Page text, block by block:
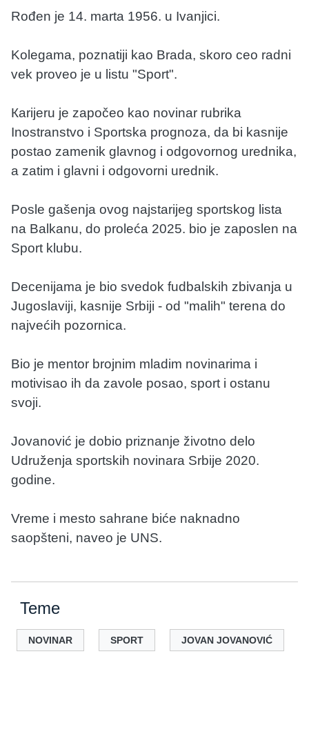
Rođen je 14. marta 1956. u Ivanjici.
Kolegama, poznatiji kao Brada, skoro ceo radni
vek proveo je u listu "Sport".
Кarijeru je započeo kao novinar rubrika
Inostranstvo i Sportska prognoza, da bi kasnije
postao zamenik glavnog i odgovornog urednika,
a zatim i glavni i odgovorni urednik.
Posle gašenja ovog najstarijeg sportskog lista
na Balkanu, do proleća 2025. bio je zaposlen na
Sport klubu.
Decenijama je bio svedok fudbalskih zbivanja u
Jugoslaviji, kasnije Srbiji - od "malih" terena do
najvećih pozornica.
Bio je mentor brojnim mladim novinarima i
motivisao ih da zavole posao, sport i ostanu
svoji.
Jovanović je dobio priznanje životno delo
Udruženja sportskih novinara Srbije 2020.
godine.
Vreme i mesto sahrane biće naknadno
saopšteni, naveo je UNS.
Teme
NOVINAR SPORT JOVAN JOVANOVIĆ